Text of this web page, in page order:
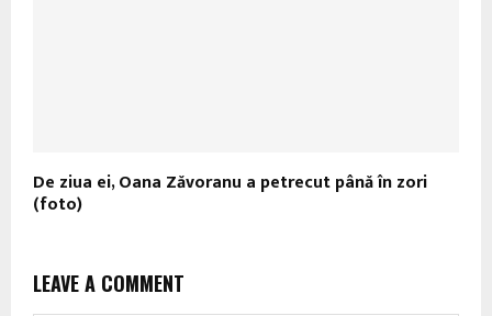
De ziua ei, Oana Zăvoranu a petrecut până în zori
(foto)
LEAVE A COMMENT